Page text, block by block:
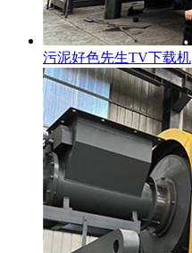
污泥好色先生TV下载机